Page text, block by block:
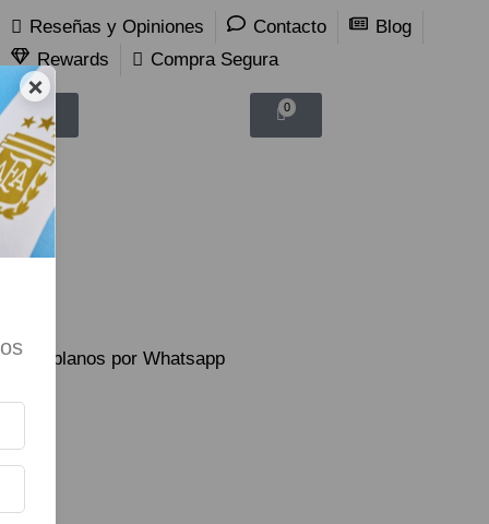
×
Reseñas y Opiniones Contacto
Blog
Rewards
Compra Segura
0
Hablanos por Whatsapp